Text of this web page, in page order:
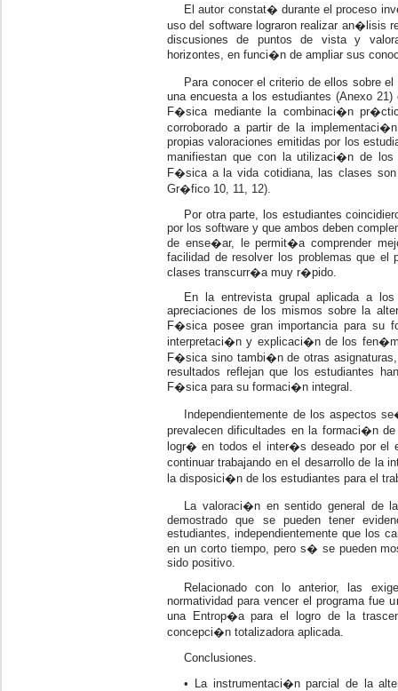
El autor constat� durante el proceso
uso del software lograron realizar an�lisis
discusiones de puntos de vista y
horizontes, en funci�n de ampliar sus
Para conocer el criterio de ellos sobre
una encuesta a los estudiantes (Anexo
F�sica mediante la combinaci�n
corroborado a partir de la
propias valoraciones emitidas por los
manifiestan que con la utilizaci�n de
F�sica a la vida cotidiana, las clases
Gr�fico 10, 11, 12).
Por otra parte, los estudiantes
por los software y que ambos deben
de ense�ar, le permit�a comprender
facilidad de resolver los problemas que el
clases transcurr�a muy r�pido.
En la entrevista grupal aplicada a
apreciaciones de los mismos sobre la
F�sica posee gran importancia para su
interpretaci�n y explicaci�n de los
F�sica sino tambi�n de otras
resultados reflejan que los estudiantes
F�sica para su formaci�n integral.
Independientemente de los aspectos
prevalecen dificultades en la formaci�n
logr� en todos el inter�s deseado por
continuar trabajando en el desarrollo de
la disposici�n de los estudiantes para el
La valoraci�n en sentido general de
demostrado que se pueden tener
estudiantes, independientemente que los
en un corto tiempo, pero s� se pueden
sido positivo.
Relacionado con lo anterior, las
normatividad para vencer el programa fue
una Entrop�a para el logro de la
concepci�n totalizadora aplicada.
Conclusiones.
• La instrumentaci�n parcial de la